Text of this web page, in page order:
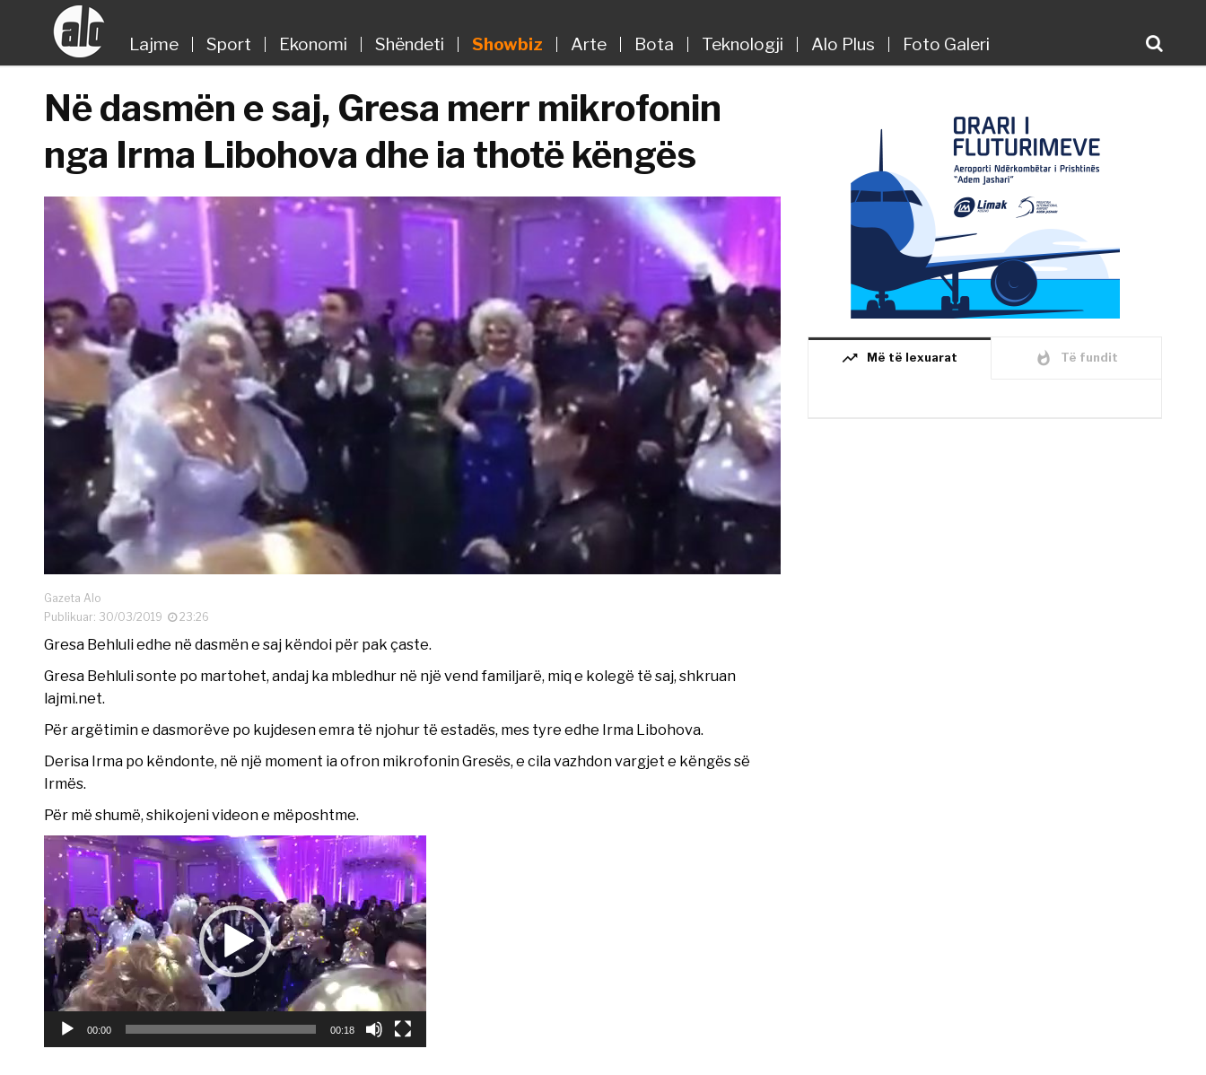
Lajme Sport Ekonomi Shëndeti Showbiz Arte Bota Teknologji Alo Plus Foto Galeri
Në dasmën e saj, Gresa merr mikrofonin
nga Irma Libohova dhe ia thotë këngës
Gazeta Alo
Publikuar: 30/03/2019
23:26
Gresa Behluli edhe në dasmën e saj këndoi për pak çaste.
Gresa Behluli sonte po martohet, andaj ka mbledhur në një vend familjarë, miq e kolegë të saj, shkruan
lajmi.net.
Për argëtimin e dasmorëve po kujdesen emra të njohur të estadës, mes tyre edhe Irma Libohova.
Derisa Irma po këndonte, në një moment ia ofron mikrofonin Gresës, e cila vazhdon vargjet e këngës së
Irmës.
Për më shumë, shikojeni videon e mëposhtme.
Video
Player
00:00 00:18
trending_up Më të lexuarat whatshot Të fundit